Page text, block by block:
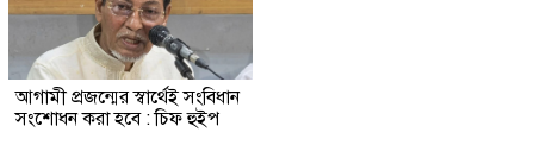
আগামী প্রজন্মের স্বার্থেই সংবিধান
সংশোধন করা হবে : চিফ হুইপ